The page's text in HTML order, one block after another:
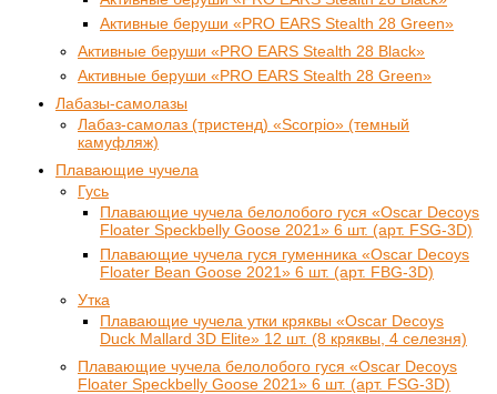
Активные беруши «PRO EARS Stealth 28 Green»
Активные беруши «PRO EARS Stealth 28 Black»
Активные беруши «PRO EARS Stealth 28 Green»
Лабазы-самолазы
Лабаз-самолаз (тристенд) «Scorpio» (темный
камуфляж)
Плавающие чучела
Гусь
Плавающие чучела белолобого гуся «Oscar Decoys
Floater Speckbelly Goose 2021» 6 шт. (арт. FSG-3D)
Плавающие чучела гуся гуменника «Oscar Decoys
Floater Bean Goose 2021» 6 шт. (арт. FBG-3D)
Утка
Плавающие чучела утки кряквы «Oscar Decoys
Duck Mallard 3D Elite» 12 шт. (8 кряквы, 4 селезня)
Плавающие чучела белолобого гуся «Oscar Decoys
Floater Speckbelly Goose 2021» 6 шт. (арт. FSG-3D)